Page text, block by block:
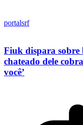
portalsrf
Fiuk dispara sobre
chateado dele
você’